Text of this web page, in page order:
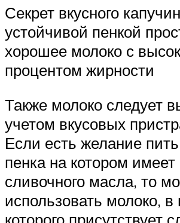
Секрет вкусного
устойчивой пенкой
хорошее молоко с
процентом жирности
Также молоко следует
учетом вкусовых
Если есть желание
пенка на котором имеет
сливочного масла, то
использовать молоко, в